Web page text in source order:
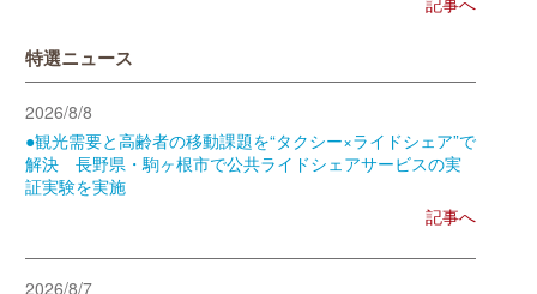
特選ニュース
2026/8/8
●観光需要と高齢者の移動課題を“タクシー×ライドシェア”で
解決 長野県・駒ヶ根市で公共ライドシェアサービスの実
証実験を実施
記事へ
2026/8/7